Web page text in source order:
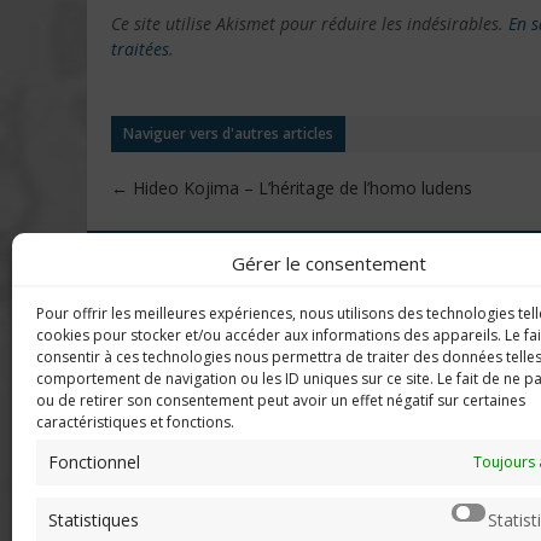
Gérer le consentement
Pour offrir les meilleures expériences, nous utilisons des technologies
cookies pour stocker et/ou accéder aux informations des appareils. Le
consentir à ces technologies nous permettra de traiter des données
comportement de navigation ou les ID uniques sur ce site. Le fait de ne
ou de retirer son consentement peut avoir un effet négatif sur certaines
caractéristiques et fonctions.
Fonctionnel Toujours
Statistiques
Ce site utilise Akismet pour réduire les indésirables. En
traitées.
Naviguer vers d'autres articles
← Hideo Kojima – L’héritage de l’homo ludens
l'univers du jeu vidéo. Toute
reproduction partielle ou complète
sans autorisation préalable est
interdite.
DERNIERS
en